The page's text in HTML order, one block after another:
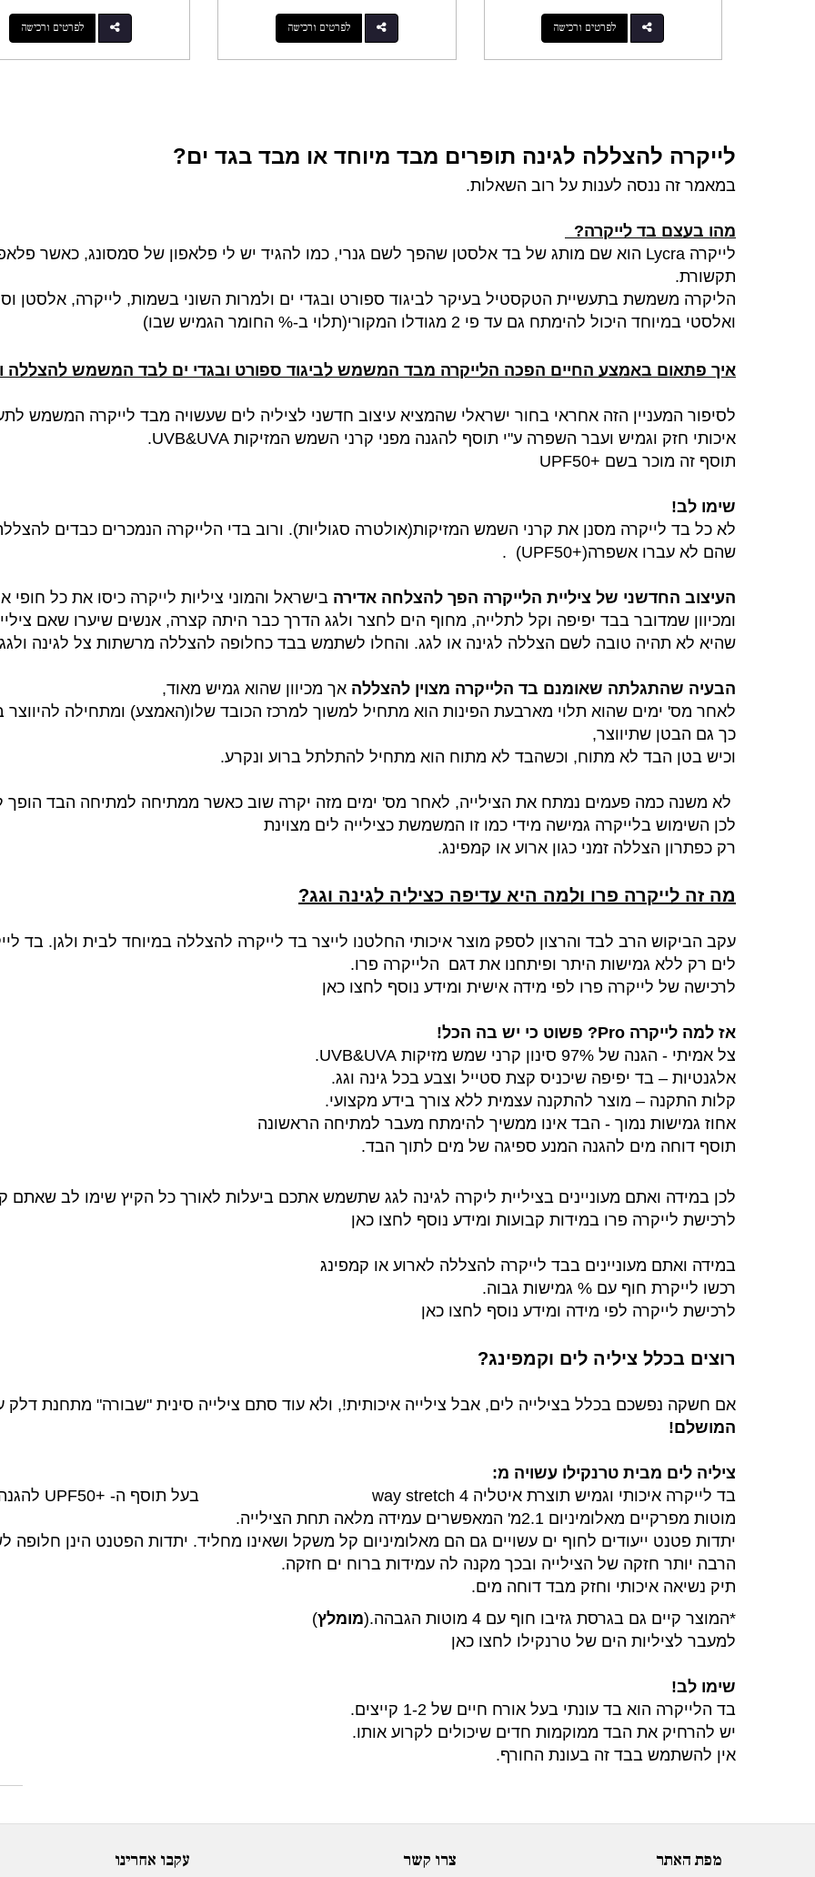
לפרטים ורכישה לפרטים ורכישה לפרטים ורכישה
לייקרה להצללה לגינה תופרים מבד מיוחד או מבד בגד ים?
במאמר זה ננסה לענות על רוב השאלות.
מהו בעצם בד לייקרה?
לייקרה Lycra הוא שם מותג של בד אלסטן שהפך לשם גנרי, כמו להגיד יש לי פלאפון של סמסונג, כאשר
תקשורת.
הליקרה משמשת בתעשיית הטקסטיל בעיקר לביגוד ספורט ובגדי ים ולמרות השוני בשמות, לייקרה, אלסטן
ואלסטי במיוחד היכול להימתח גם עד פי 2 מגודלו המקורי(תלוי ב-% החומר הגמיש שבו)
איך פתאום באמצע החיים הפכה הלייקרה מבד המשמש לביגוד ספורט ובגדי ים לבד המשמש
לסיפור המעניין הזה אחראי בחור ישראלי שהמציא עיצוב חדשני לציליה לים שעשויה מבד לייקרה המשמש
איכותי חזק וגמיש ועבר השפרה ע"י תוסף להגנה מפני קרני השמש המזיקות UVA
&
UVB
.
תוסף זה מוכר בשם +50
UPF
שימו לב!
לא כל בד לייקרה מסנן את קרני השמש המזיקות(אולטרה סגוליות). ורוב בדי הלייקרה הנמכרים כבדים
שהם לא עברו אשפרה(+50
UPF
)
.
העיצוב החדשני של ציליית הלייקרה הפך להצלחה אדירה בישראל והמוני ציליות לייקרה כיסו את כל חופי
ומכיוון שמדובר בבד יפיפה וקל לתלייה, מחוף הים לחצר ולגג הדרך כבר היתה קצרה, אנשים שיערו שאם
שהיא לא תהיה טובה לשם הצללה לגינה או לגג. והחלו לשתמש בבד כחלופה להצללה מרשתות צל לגינה
הבעיה שהתגלתה שאומנם בד הלייקרה מצוין להצללה אך מכיוון שהוא גמיש מאוד,
לאחר מס' ימים שהוא תלוי מארבעת הפינות הוא מתחיל למשוך למרכז הכובד שלו(האמצע) ומתחילה להיווצר
כך גם הבטן שתיווצר,
וכיש בטן הבד לא מתוח, וכשהבד לא מתוח הוא מתחיל להתלתל ברוע ונקרע.
לא משנה כמה פעמים נמתח את הצילייה, לאחר מס' ימים מזה יקרה שוב כאשר ממתיחה למתיחה הבד הופך
לכן השימוש בלייקרה גמישה מידי כמו זו המשמשת כצילייה לים מצוינת
רק כפתרון הצללה זמני כגון ארוע או קמפינג.
מה זה לייקרה פרו ולמה היא עדיפה כציליה לגינה וגג?
עקב הביקוש הרב לבד והרצון לספק מוצר איכותי החלטנו לייצר בד לייקרה להצללה במיוחד לבית ולגן. בד
לים רק ללא גמישות היתר ופיתחנו את דגם הלייקרה פרו.
לרכישה של לייקרה פרו לפי מידה אישית ומידע נוסף לחצו כאן
אז למה לייקרה Pro? פשוט כי יש בה הכל!
צל אמיתי - הגנה של 97% סינון קרני שמש מזיקות
UVA
&
UVB
.
אלגנטיות – בד יפיפה שיכניס קצת סטייל וצבע בכל גינה וגג.
קלות התקנה – מוצר להתקנה עצמית ללא צורך בידע מקצועי.
אחוז גמישות נמוך - הבד אינו ממשיך להימתח מעבר למתיחה הראשונה
תוסף דוחה מים להגנה המנע ספיגה של מים לתוך הבד.
לכן במידה ואתם מעוניינים בציליית ליקרה לגינה לגג שתשמש אתכם ביעלות לאורך כל הקיץ שימו לב שאתם
לרכישת לייקרה פרו במידות קבועות ומידע נוסף לחצו כאן
במידה ואתם מעוניינים בבד לייקרה להצללה לארוע או קמפינג
רכשו לייקרת חוף עם % גמישות גבוה.
לרכישת לייקרה לפי מידה ומידע נוסף לחצו כאן
רוצים בכלל ציליה לים וקמפינג?
אם חשקה נפשכם בכלל בצילייה לים, אבל צילייה איכותית!, ולא עוד סתם צילייה סינית "שבורה" מתחנת
המושלם!
ציליה לים מבית טרנקילו עשויה מ:
בד לייקרה איכותי וגמיש תוצרת איטליה 4
way stretch בעל תוסף ה- +50
UPF ל
מוטות מפרקיים מאלומיניום 2.1מ' המאפשרים עמידה מלאה תחת הצילייה.
יתדות פטנט ייעודים לחוף ים עשויים גם הם מאלומיניום קל משקל ושאינו מחליד. יתדות הפטנט הינן
הרבה יותר חזקה של הצילייה ובכך מקנה לה עמידות ברוח ים חזקה.
תיק נשיאה איכותי וחזק מבד דוחה מים.
*המוצר קיים גם בגרסת גזיבו חוף עם 4 מוטות הגבהה.(
מומלץ)
למעבר לציליות הים של טרנקילו לחצו כאן
שימו לב!
בד הלייקרה הוא בד עונתי בעל אורח חיים של 1-2 קייצים.
יש להרחיק את הבד ממוקמות חדים שיכולים לקרוע אותו.
אין להשתמש בבד זה בעונת החורף.
מפת האתר צרו קשר עקבו אחרינו